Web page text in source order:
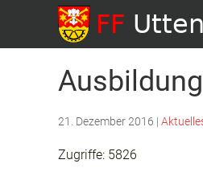
21. Dezember 2016 |
Zugriffe: 5826